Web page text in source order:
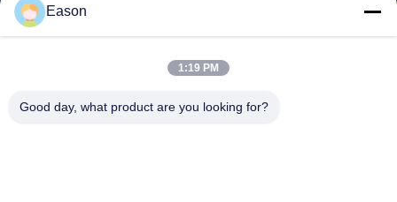
फैक्टरी यात्रा
Eason
1:19 PM
Good day, what product are you looking for?